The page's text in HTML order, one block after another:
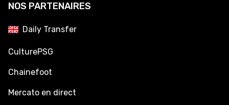
NOS PARTENAIRES
Daily Transfer
CulturePSG
Chainefoot
Mercato en direct